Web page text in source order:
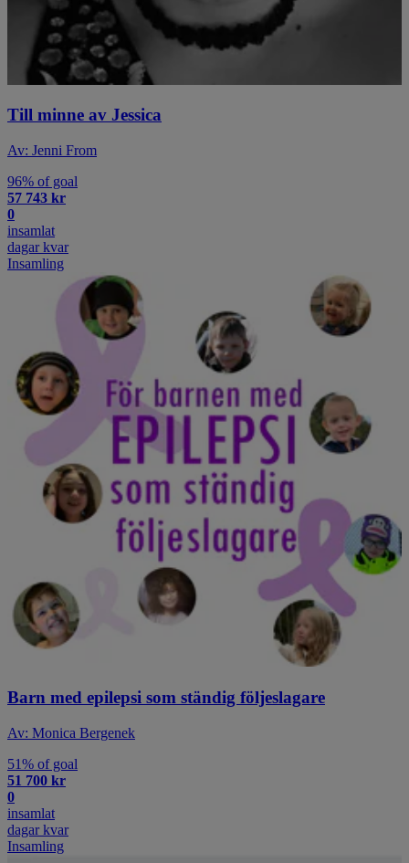
Till minne av Jessica
Av: Jenni From
96% of goal
57 743 kr
0
insamlat
dagar kvar
Insamling
Barn med epilepsi som ständig följeslagare
Av: Monica Bergenek
51% of goal
51 700 kr
0
insamlat
dagar kvar
Insamling